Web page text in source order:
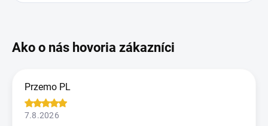
Przemo PL
7.8.2026